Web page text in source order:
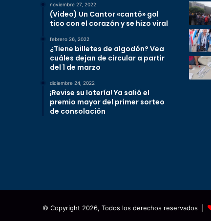
noviembre 27, 2022
(Video) Un Cantor «cantó» gol
tico con el corazón y se hizo viral
febrero 26, 2022
¿Tiene billetes de algodón? Vea
cuáles dejan de circular a partir
del 1 de marzo
diciembre 24, 2022
¡Revise su lotería! Ya salió el
premio mayor del primer sorteo
de consolación
© Copyright 2026, Todos los derechos reservados |